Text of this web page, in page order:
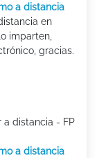
a distancia
en
imparten,
gracias.
a distancia - FP
a distancia